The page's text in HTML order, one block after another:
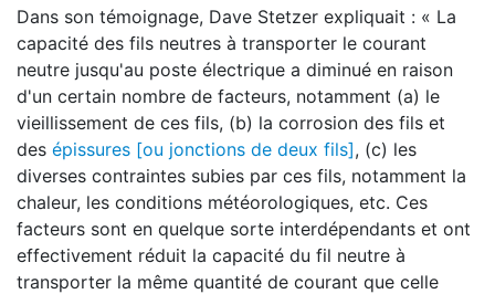
Dans son témoignage, Dave Stetzer expliquait : « La
capacité des fils neutres à transporter le courant
neutre jusqu'au poste électrique a diminué en raison
d'un certain nombre de facteurs, notamment (a) le
vieillissement de ces fils, (b) la corrosion des fils et
des épissures [ou jonctions de deux fils], (c) les
diverses contraintes subies par ces fils, notamment la
chaleur, les conditions météorologiques, etc. Ces
facteurs sont en quelque sorte interdépendants et ont
effectivement réduit la capacité du fil neutre à
transporter la même quantité de courant que celle